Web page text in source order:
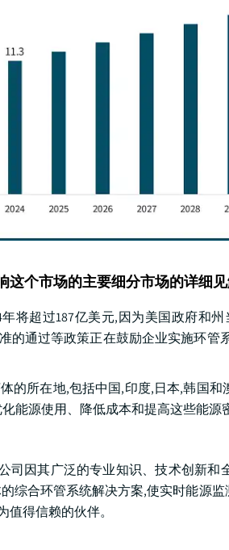
这个市场的主要细分市场的详细
将超过187亿美元,因为美国政府和
的通过等政策正在鼓励企业实施环
的所在地,包括中国,印度,日本,韩国
能源使用、降低成本和提高这些能源
司因其广泛的专业知识、技术创新
综合环管系统解决方案,使实时能源
得信赖的伙伴。